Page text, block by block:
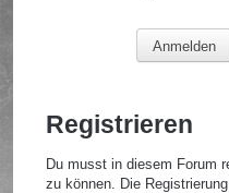
Registrieren
Du musst in diesem Forum
zu können. Die